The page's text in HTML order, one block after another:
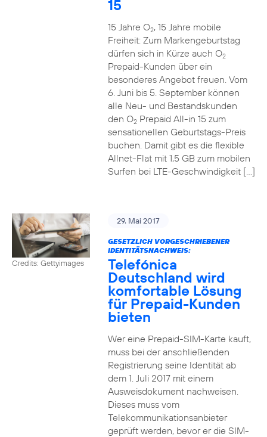
15
15 Jahre O2, 15 Jahre mobile
Freiheit: Zum Markengeburtstag
dürfen sich in Kürze auch O2
Prepaid-Kunden über ein
besonderes Angebot freuen. Vom
6. Juni bis 5. September können
alle Neu- und Bestandskunden
den O2Prepaid All-in 15 zum
sensationellen Geburtstags-Preis
buchen. Damit gibt es die flexible
Allnet-Flat mit 1,5 GB zum mobilen
Surfen bei LTE-Geschwindigkeit […]
Credits: Gettyimages
29. Mai 2017
GESETZLICH VORGESCHRIEBENER
IDENTITÄTSNACHWEIS:
Telefónica
Deutschland wird
komfortable Lösung
für Prepaid-Kunden
bieten
Wer eine Prepaid-SIM-Karte kauft,
muss bei der anschließenden
Registrierung seine Identität ab
dem 1. Juli 2017 mit einem
Ausweisdokument nachweisen.
Dieses muss vom
Telekommunikationsanbieter
geprüft werden, bevor er die SIM-